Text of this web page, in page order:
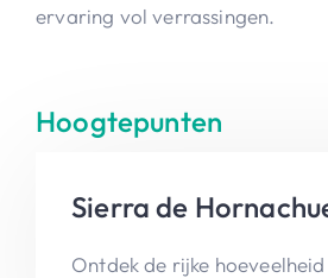
ervaring vol verrassingen.
Hoogtepunten
Sierra de
Ontdek de rijke